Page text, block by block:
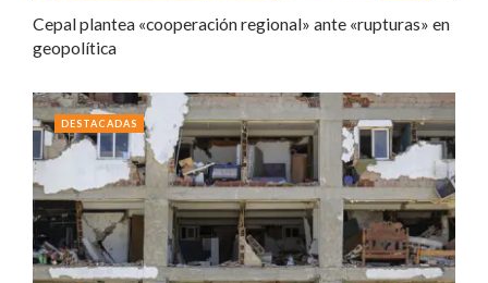
Cepal plantea «cooperación regional» ante «rupturas» en
geopolítica
DESTACADAS